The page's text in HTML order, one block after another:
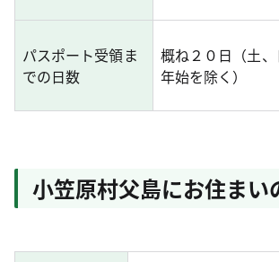
パスポート受領ま
での日数
概ね２０日（土
年始を除く）
小笠原村父島にお住まい